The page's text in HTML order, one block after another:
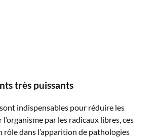
très puissants
indispensables pour réduire les
l’organisme par les radicaux libres, ces
dans l’apparition de pathologies